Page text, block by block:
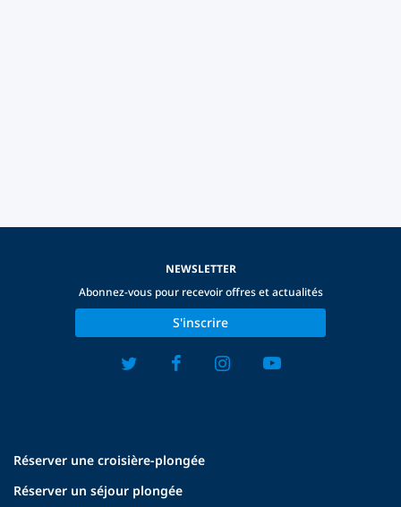
Réserver une croisière-plongée
Réserver un séjour plongée
NEWSLETTER
Abonnez-vous pour recevoir offres et actualités
S'inscrire